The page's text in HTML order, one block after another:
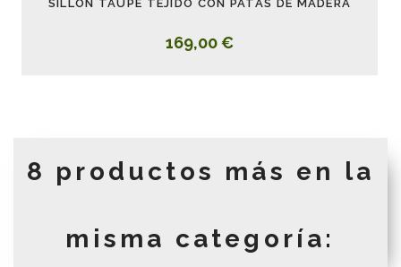
SILLON TAUPE TEJIDO CON PATAS DE MADERA
169,00 €
8 productos más en la
misma categoría: